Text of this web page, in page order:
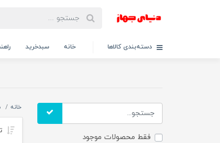
دسته‌بندی کالاها خانه سبدخرید
فقط محصولات موجود
خانه